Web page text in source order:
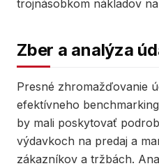
trojnásobkom nákladov
Zber a analýza
Presné zhromažďovanie
efektívneho
by mali poskytovať
výdavkoch na predaj a
zákazníkov a tržbách.